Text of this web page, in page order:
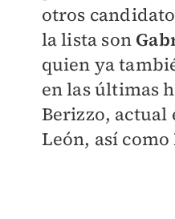
otros
la lista son
quien ya
en las últimas
Berizzo,
León, así